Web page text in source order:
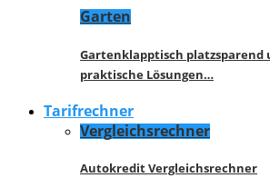
Garten
Gartenklapptisch platzsparend
praktische Lösungen…
Tarifrechner
Vergleichsrechner
Autokredit Vergleichsrechner